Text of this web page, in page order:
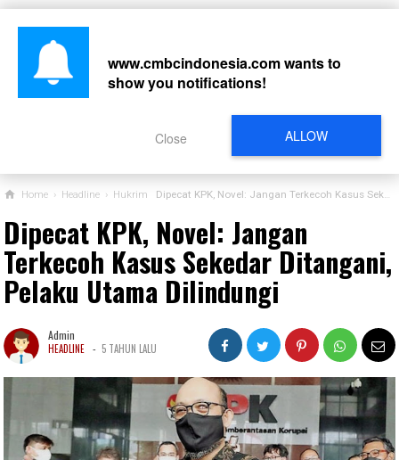
Home › Headline › Hukrim Dipecat KPK, Novel: Jangan Terkecoh Kasus Sekedar Ditangani, Pelaku Utama Dilindungi
Dipecat KPK, Novel: Jangan
Terkecoh Kasus Sekedar Ditangani,
Pelaku Utama Dilindungi
Admin
HEADLINE - 5 TAHUN LALU
www.cmbcindonesia.comwants to
show you notifications!
ALLOW
Close